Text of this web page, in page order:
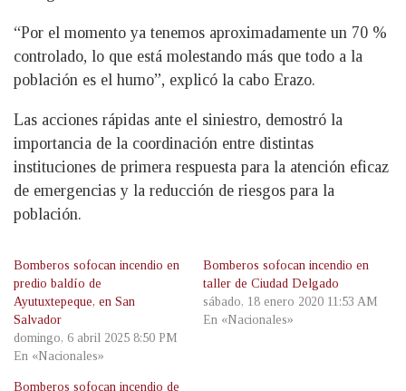
“Por el momento ya tenemos aproximadamente un 70 %
controlado, lo que está molestando más que todo a la
población es el humo”, explicó la cabo Erazo.
Las acciones rápidas ante el siniestro, demostró la
importancia de la coordinación entre distintas
instituciones de primera respuesta para la atención eficaz
de emergencias y la reducción de riesgos para la
población.
Bomberos sofocan incendio en
predio baldío de
Ayutuxtepeque, en San
Salvador
domingo, 6 abril 2025 8:50 PM
En «Nacionales»
Bomberos sofocan incendio en
taller de Ciudad Delgado
sábado, 18 enero 2020 11:53 AM
En «Nacionales»
Bomberos sofocan incendio de